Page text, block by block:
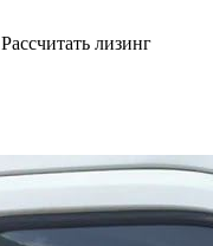
Рассчитать лизинг